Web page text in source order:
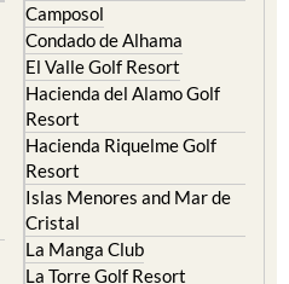
Camposol
Condado de Alhama
El Valle Golf Resort
Hacienda del Alamo Golf
Resort
Hacienda Riquelme Golf
Resort
Islas Menores and Mar de
Cristal
La Manga Club
La Torre Golf Resort